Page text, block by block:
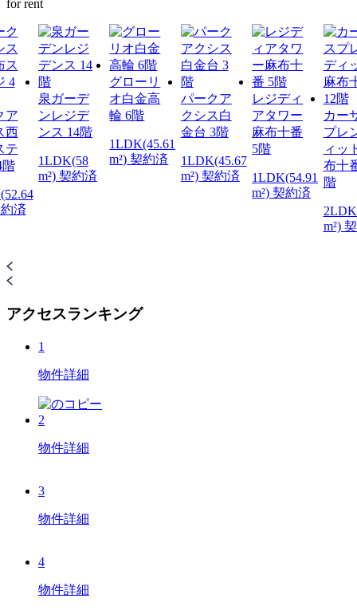
for rent
ア
西
テ
階
済
泉ガーデ
ンレジデ
ンス 14階
1LDK(58
m²) 契約済
グローリ
オ白金高
輪 6階
1LDK(45.61
m²) 契約済
パークア
クシス白
金台 3階
1LDK(45.67
m²) 契約済
レジディ
アタワー
麻布十番
5階
1LDK(54.91
m²) 契約済
カー
プレ
ィッ
布十
階
m²)
アクセスランキング
1
物件詳細
2
物件詳細
3
物件詳細
4
物件詳細